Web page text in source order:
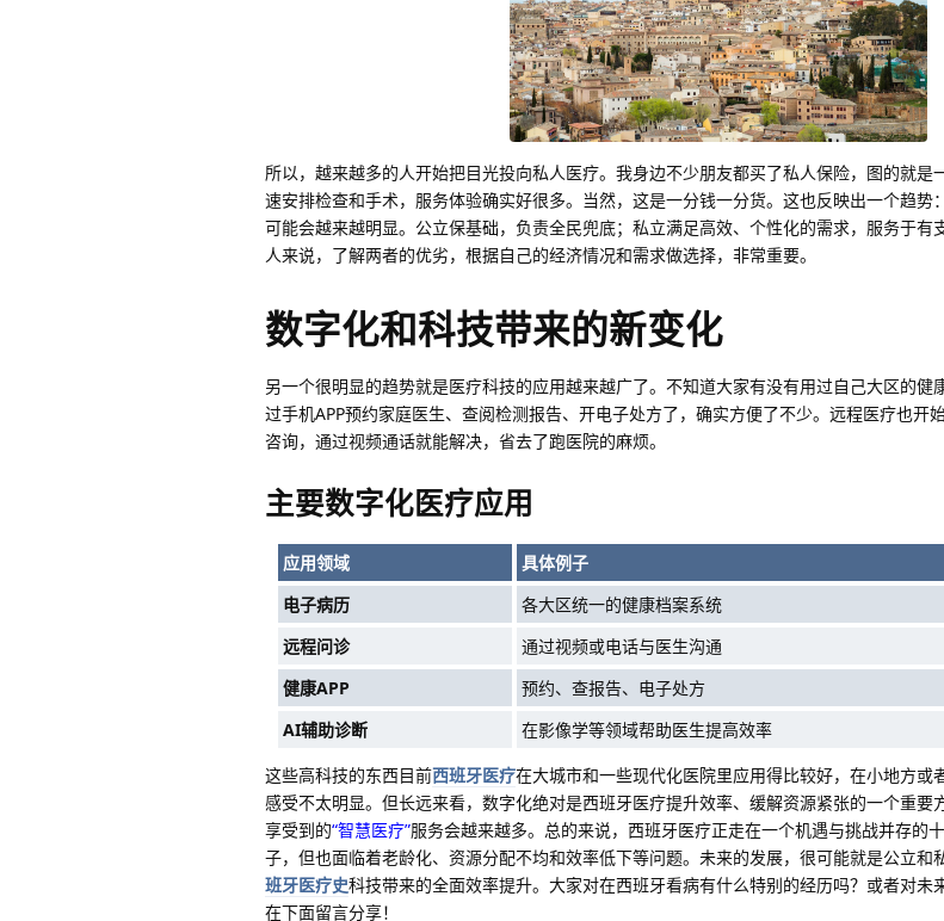
所以，越来越多的人开始把目光投向私人医疗。我身边不少朋友都买了私人保险，图的就是
速安排检查和手术，服务体验确实好很多。当然，这是一分钱一分货。这也反映出一个趋势
可能会越来越明显。公立保基础，负责全民兜底；私立满足高效、个性化的需求，服务于有
人来说，了解两者的优劣，根据自己的经济情况和需求做选择，非常重要。
数字化和科技带来的新变化
另一个很明显的趋势就是医疗科技的应用越来越广了。不知道大家有没有用过自己大区的健
过手机APP预约家庭医生、查阅检测报告、开电子处方了，确实方便了不少。远程医疗也开
咨询，通过视频通话就能解决，省去了跑医院的麻烦。
主要数字化医疗应用
应用领域
具体例子
电子病历
各大区统一的健康档案系统
远程问诊
通过视频或电话与医生沟通
健康APP
预约、查报告、电子处方
AI辅助诊断
在影像学等领域帮助医生提高效率
这些高科技的东西目前西班牙医疗在大城市和一些现代化医院里应用得比较好，在小地方或
感受不太明显。但长远来看，数字化绝对是西班牙医疗提升效率、缓解资源紧张的一个重要
享受到的“智慧医疗”服务会越来越多。总的来说，西班牙医疗正走在一个机遇与挑战并存的
子，但也面临着老龄化、资源分配不均和效率低下等问题。未来的发展，很可能就是公立和
班牙医疗史科技带来的全面效率提升。大家对在西班牙看病有什么特别的经历吗？或者对未
在下面留言分享！